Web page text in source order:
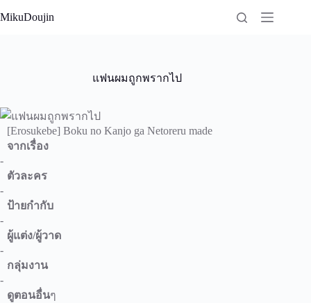
to
MikuDoujin
แฟนผมถูกพรากไป
[Erosukebe] Boku no Kanjo ga Netoreru made
จากเรื่อง
-
ตัวละคร
-
ป้ายกำกับ
-
ผู้แต่ง/ผู้วาด
-
กลุ่มงาน
-
ดูตอนอื่นๆ